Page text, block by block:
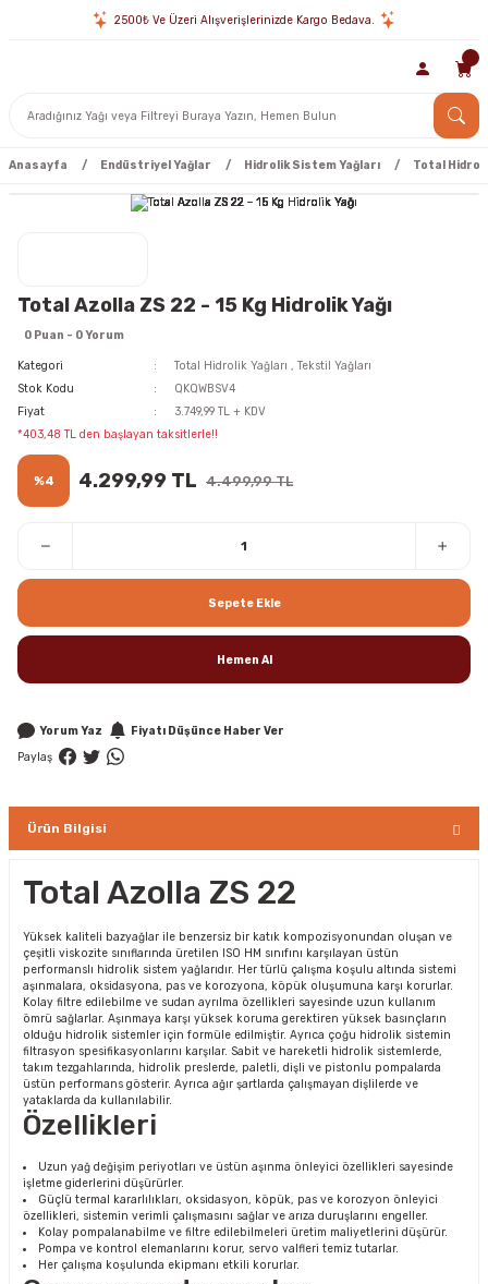
2500₺ Ve Üzeri Alışverişlerinizde Kargo Bedava.
Anasayfa Endüstriyel Yağlar Hidrolik Sistem Yağları Total
Total Azolla ZS 22 - 15 Kg Hidrolik Yağı
0 Puan - 0 Yorum
Kategori Total Hidrolik Yağları , Tekstil Yağları
Stok Kodu
QKQWBSV4
Fiyat
3.749,99 TL + KDV
*403,48 TL den başlayan taksitlerle!!
%4 4.299,99 TL 4.499,99 TL
Sepete Ekle
Hemen Al
Yorum Yaz
Fiyatı Düşünce Haber Ver
Paylaş
Ürün Bilgisi
Total Azolla ZS 22
Yüksek kaliteli bazyağlar ile benzersiz bir katık kompozisyonundan oluşan ve
çeşitli viskozite sınıflarında üretilen ISO HM sınıfını karşılayan üstün
performanslı hidrolik sistem yağlarıdır. Her türlü çalışma koşulu altında sistemi
aşınmalara, oksidasyona, pas ve korozyona, köpük oluşumuna karşı korurlar.
Kolay filtre edilebilme ve sudan ayrılma özellikleri sayesinde uzun kullanım
ömrü sağlarlar. Aşınmaya karşı yüksek koruma gerektiren yüksek basınçların
olduğu hidrolik sistemler için formüle edilmiştir. Ayrıca çoğu hidrolik sistemin
filtrasyon spesifikasyonlarını karşılar. Sabit ve hareketli hidrolik sistemlerde,
takım tezgahlarında, hidrolik preslerde, paletli, dişli ve pistonlu pompalarda
üstün performans gösterir. Ayrıca ağır şartlarda çalışmayan dişlilerde ve
yataklarda da kullanılabilir.
Özellikleri
Uzun yağ değişim periyotları ve üstün aşınma önleyici özellikleri sayesinde
işletme giderlerini düşürürler.
Güçlü termal kararlılıkları, oksidasyon, köpük, pas ve korozyon önleyici
özellikleri, sistemin verimli çalışmasını sağlar ve arıza duruşlarını engeller.
Kolay pompalanabilme ve filtre edilebilmeleri üretim maliyetlerini düşürür.
Pompa ve kontrol elemanlarını korur, servo valfleri temiz tutarlar.
Her çalışma koşulunda ekipmanı etkili korurlar.